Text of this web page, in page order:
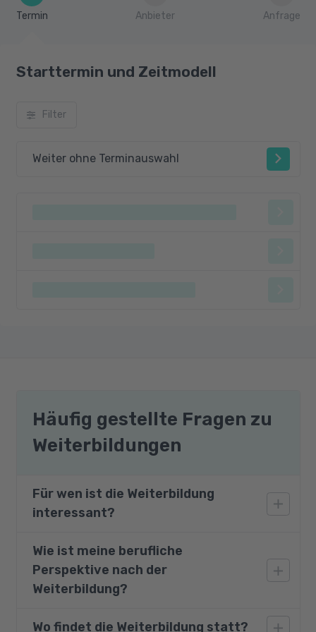
Termin Anbieter Anfrage
Starttermin und Zeitmodell
Filter
Weiter ohne Terminauswahl
Häufig gestellte Fragen zu
Weiterbildungen
Für wen ist die Weiterbildung
interessant?
Dieser Kurs richtet sich an Fach- und
Führungskräfte, die in Projekten tätig sind
oder Projektmanagement erlernen und
Wie ist meine berufliche
Perspektive nach der
Weiterbildung?
Das Projektmanagement ist für
Wo findet die Weiterbildung statt?